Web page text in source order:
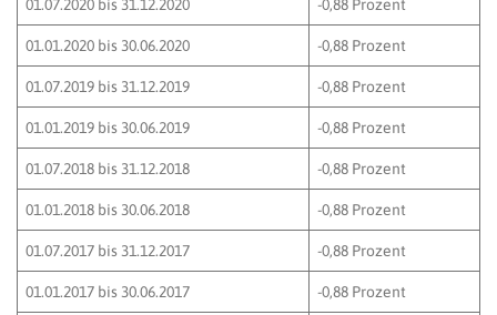
01.07.2020 bis 31.12.2020 -0,88 Prozent
01.01.2020 bis 30.06.2020 -0,88 Prozent
01.07.2019 bis 31.12.2019 -0,88 Prozent
01.01.2019 bis 30.06.2019 -0,88 Prozent
01.07.2018 bis 31.12.2018 -0,88 Prozent
01.01.2018 bis 30.06.2018 -0,88 Prozent
01.07.2017 bis 31.12.2017 -0,88 Prozent
01.01.2017 bis 30.06.2017 -0,88 Prozent